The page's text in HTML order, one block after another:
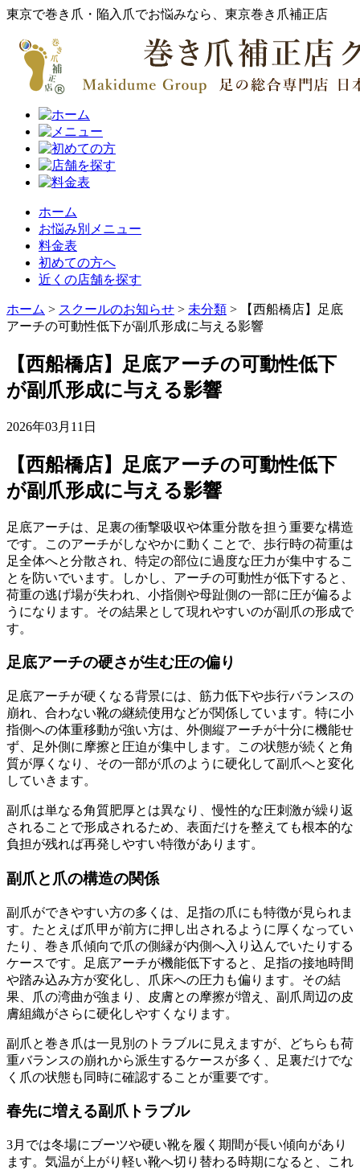
東京で巻き爪・陥入爪でお悩みなら、東京巻き爪補正店
ホーム
お悩み別メニュー
料金表
初めての方へ
近くの店舗を探す
ホーム > スクールのお知らせ > 未分類 >
【西船橋店】足底
アーチの可動性低下が副爪形成に与える影響
【西船橋店】足底アーチの可動性低下
が副爪形成に与える影響
2026年03月11日
【西船橋店】足底アーチの可動性低下
が副爪形成に与える影響
足底アーチは、足裏の衝撃吸収や体重分散を担う重要な構造
です。このアーチがしなやかに動くことで、歩行時の荷重は
足全体へと分散され、特定の部位に過度な圧力が集中するこ
とを防いでいます。しかし、アーチの可動性が低下すると、
荷重の逃げ場が失われ、小指側や母趾側の一部に圧が偏るよ
うになります。その結果として現れやすいのが副爪の形成で
す。
足底アーチの硬さが生む圧の偏り
足底アーチが硬くなる背景には、筋力低下や歩行バランスの
崩れ、合わない靴の継続使用などが関係しています。特に小
指側への体重移動が強い方は、外側縦アーチが十分に機能せ
ず、足外側に摩擦と圧迫が集中します。この状態が続くと角
質が厚くなり、その一部が爪のように硬化して副爪へと変化
していきます。
副爪は単なる角質肥厚とは異なり、慢性的な圧刺激が繰り返
されることで形成されるため、表面だけを整えても根本的な
負担が残れば再発しやすい特徴があります。
副爪と爪の構造の関係
副爪ができやすい方の多くは、足指の爪にも特徴が見られま
す。たとえば爪甲が前方に押し出されるように厚くなってい
たり、巻き爪傾向で爪の側縁が内側へ入り込んでいたりする
ケースです。足底アーチが機能低下すると、足指の接地時間
や踏み込み方が変化し、爪床への圧力も偏ります。その結
果、爪の湾曲が強まり、皮膚との摩擦が増え、副爪周辺の皮
膚組織がさらに硬化しやすくなります。
副爪と巻き爪は一見別のトラブルに見えますが、どちらも荷
重バランスの崩れから派生するケースが多く、足裏だけでな
く爪の状態も同時に確認することが重要です。
春先に増える副爪トラブル
3月では冬場にブーツや硬い靴を履く期間が長い傾向があり
ます。気温が上がり軽い靴へ切り替わる時期になると、これ